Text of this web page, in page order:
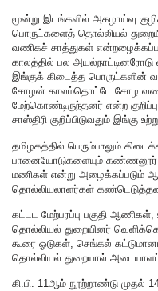
மூன்று இடங்களில் அகழாய்வு
பொருட்களைத் தொல்லியல்
வணிகச் சாத்துகள்
காலத்தில் பல
இங்குக் கிடைத்த பொருட்களின்
சோழன் காலம்தொட்டே சோழ
மேற்கொண்டிருந்தனர் என்ற
சாஸ்திரி குறிப்பிடுவதும் இங்கு
தமிழகத்தில் பெரும்பாலும்
பானையோடுகளையும் கண்ணனூர்
மணிகள் என்று அழைக்கப்படும்
தொல்லியலாளர்கள்
கட்டட மேற்பரப்பு பகுதி
தொல்லியல் துறையினர்
கூரை ஓடுகள், செங்கல்
தொல்லியல் துறையால்
கி.பி. 11ஆம் நூற்றாண்டு முதல்